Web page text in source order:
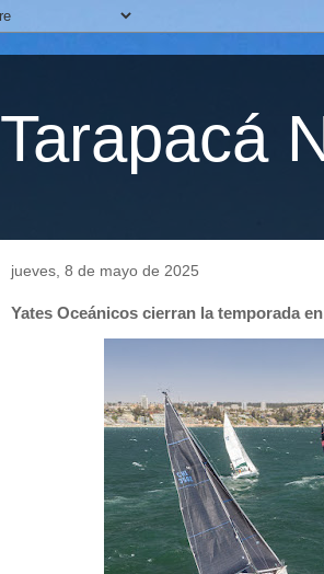
Tarapacá
jueves, 8 de mayo de 2025
Yates Oceánicos cierran la temporada